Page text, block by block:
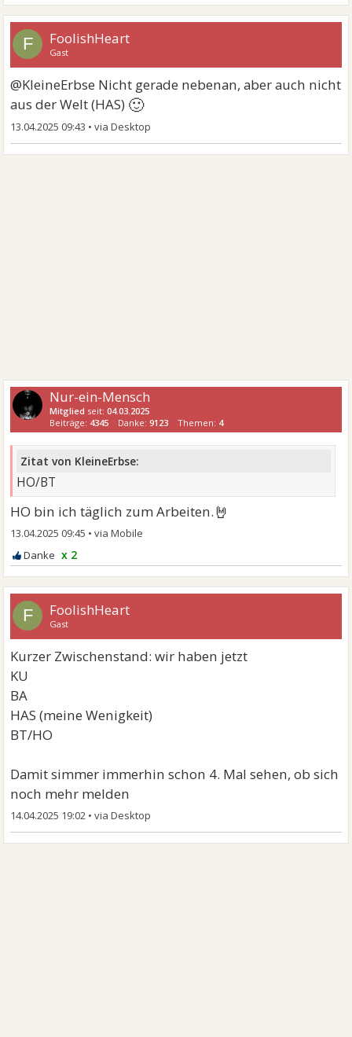
F FoolishHeart
Gast
@KleineErbse Nicht gerade nebenan, aber auch nicht
aus der Welt (HAS) 🙂
13.04.2025 09:43 •
Nur-ein-Mensch
Mitglied seit:04.03.2025
Beiträge: 4345 Danke:9123 Themen: 4
Zitat von KleineErbse:
HO/BT
HO bin ich täglich zum Arbeiten.🤘
13.04.2025 09:45 •
x 2
F FoolishHeart
Gast
Kurzer Zwischenstand: wir haben jetzt
KU
BA
HAS (meine Wenigkeit)
BT/HO
Damit simmer immerhin schon 4. Mal sehen, ob sich
noch mehr melden
14.04.2025 19:02 •